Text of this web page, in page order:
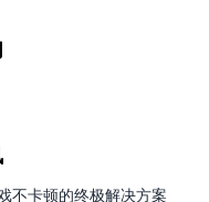
不卡顿的终极解决方案